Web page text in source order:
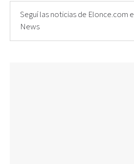
Seguí las noticias de Elonce.com
News